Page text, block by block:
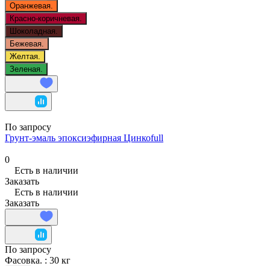
Оранжевая.
Красно-коричневая.
Шоколадная.
Бежевая.
Желтая.
Зеленая.
По запросу
Грунт-эмаль эпоксиэфирная Цинкоfull
0
Есть в наличии
Заказать
Есть в наличии
Заказать
По запросу
Фасовка. : 30 кг